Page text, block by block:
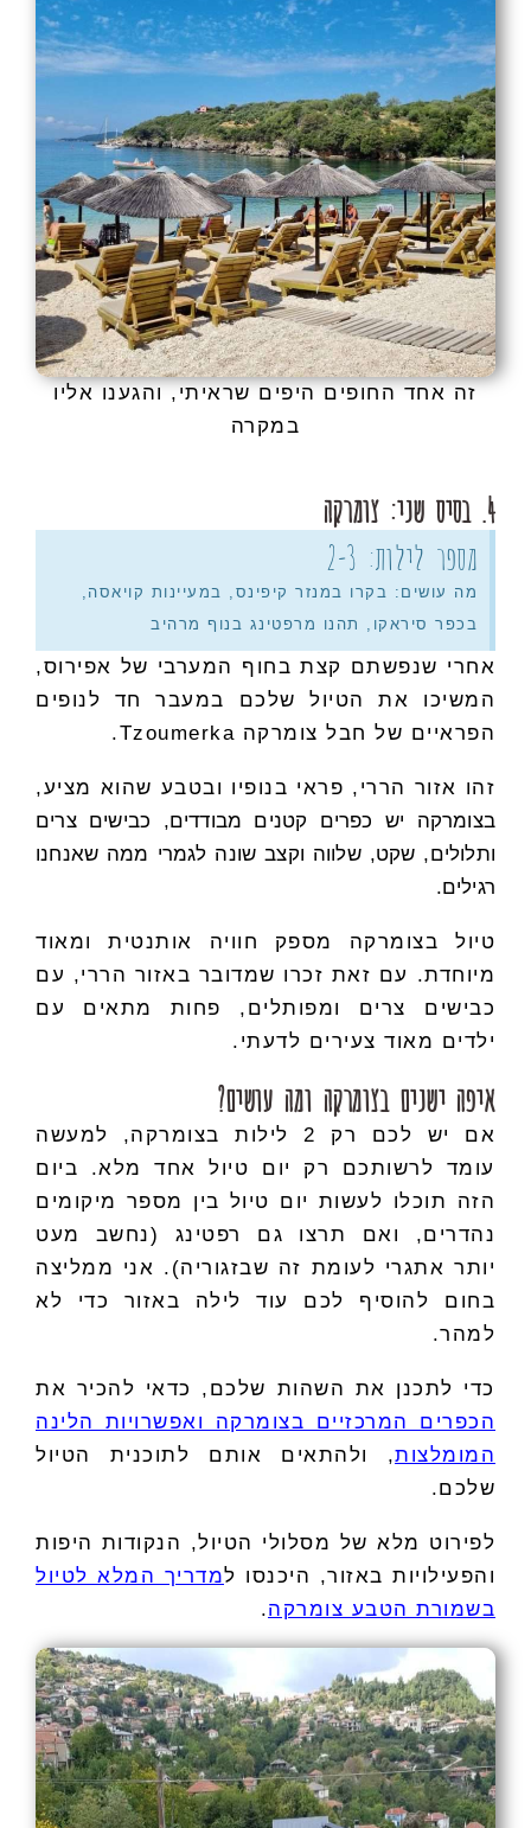
זה אחד החופים היפים שראיתי, והגענו אליו
במקרה
4. בסיס שני: צומרקה
מספר לילות: 2-3
מה עושים: בקרו במנזר קיפינס, במעיינות קויאסה,
בכפר סיראקו, תהנו מרפטינג בנוף מרהיב
אחרי שנפשתם קצת בחוף המערבי של אפירוס,
המשיכו את הטיול שלכם במעבר חד לנופים
הפראיים של חבל צומרקה Tzoumerka.
זהו אזור הררי, פראי בנופיו ובטבע שהוא מציע,
בצומרקה יש כפרים קטנים מבודדים, כבישים צרים
ותלולים, שקט, שלווה וקצב שונה לגמרי ממה שאנחנו
רגילים.
טיול בצומרקה מספק חוויה אותנטית ומאוד
מיוחדת. עם זאת זכרו שמדובר באזור הררי, עם
כבישים צרים ומפותלים, פחות מתאים עם
ילדים מאוד צעירים לדעתי.
איפה ישנים בצומרקה ומה עושים?
אם יש לכם רק 2 לילות בצומרקה, למעשה
עומד לרשותכם רק יום טיול אחד מלא. ביום
הזה תוכלו לעשות יום טיול בין מספר מיקומים
נהדרים, ואם תרצו גם רפטינג (נחשב מעט
יותר אתגרי לעומת זה שבזגוריה). אני ממליצה
בחום להוסיף לכם עוד לילה באזור כדי לא
למהר.
כדי לתכנן את השהות שלכם, כדאי להכיר את
הכפרים המרכזיים בצומרקה ואפשרויות הלינה
המומלצות, ולהתאים אותם לתוכנית הטיול
שלכם.
לפירוט מלא של מסלולי הטיול, הנקודות היפות
והפעילויות באזור, היכנסו למדריך המלא לטיול
בשמורת הטבע צומרקה.